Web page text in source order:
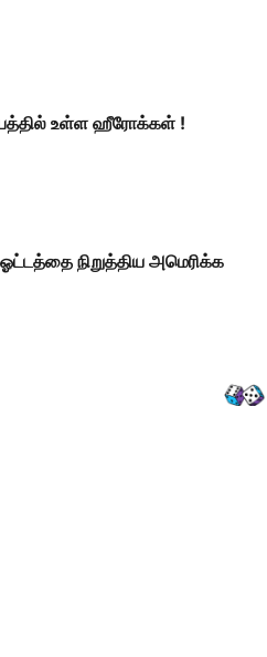
உள்ள ஹீரோக்கள் !
நிறுத்திய அமெரிக்க